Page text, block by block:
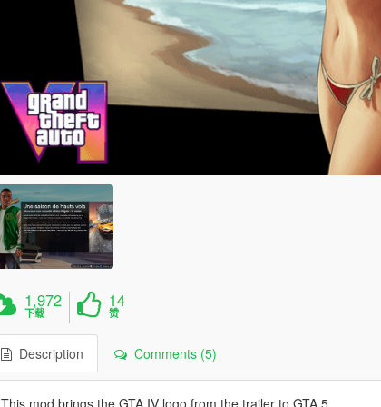
1,972
下载
14
赞
Description Comments (5)